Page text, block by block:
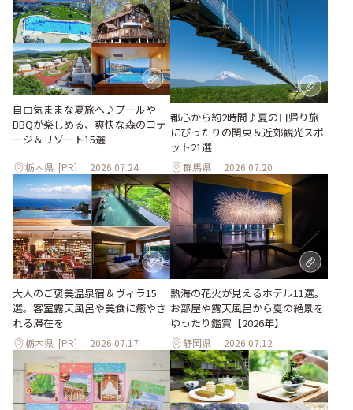
自由気ままな夏旅へ♪プールや
BBQが楽しめる、爽快な森のコテ
ージ＆リゾート15選
栃木県 [PR] 2026.07.24
都心から約2時間♪夏の日帰り旅
にぴったりの関東＆近郊観光スポ
ット21選
群馬県 2026.07.20
大人のご褒美温泉宿＆ヴィラ15
選。客室露天風呂や美食に癒やさ
れる滞在を
栃木県 [PR] 2026.07.17
熱海の花火が見えるホテル11選。
お部屋や露天風呂から夏の絶景を
ゆったり鑑賞【2026年】
静岡県 2026.07.12